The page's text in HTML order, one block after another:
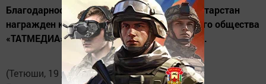
Благодарностью Президента Республики Татарстан
награжден коллектив Филиала акционерного общества
«ТАТМЕДИА» «Редакция газеты «Авангард».
(Тетюши, 19 декабря, "Тетюшские зори").